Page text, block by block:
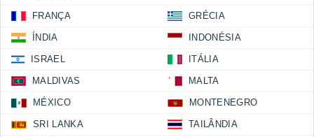
FRANÇA GRÉCIA
ÍNDIA INDONÉSIA
ISRAEL ITÁLIA
MALDIVAS MALTA
MÉXICO MONTENEGRO
SRI LANKA TAILÂNDIA